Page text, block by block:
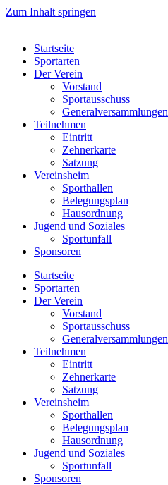
Zum Inhalt springen
Startseite
Sportarten
Der Verein
Vorstand
Sportausschuss
Generalversammlungen
Teilnehmen
Eintritt
Zehnerkarte
Satzung
Vereinsheim
Sporthallen
Belegungsplan
Hausordnung
Jugend und Soziales
Sportunfall
Sponsoren
Startseite
Sportarten
Der Verein
Vorstand
Sportausschuss
Generalversammlungen
Teilnehmen
Eintritt
Zehnerkarte
Satzung
Vereinsheim
Sporthallen
Belegungsplan
Hausordnung
Jugend und Soziales
Sportunfall
Sponsoren